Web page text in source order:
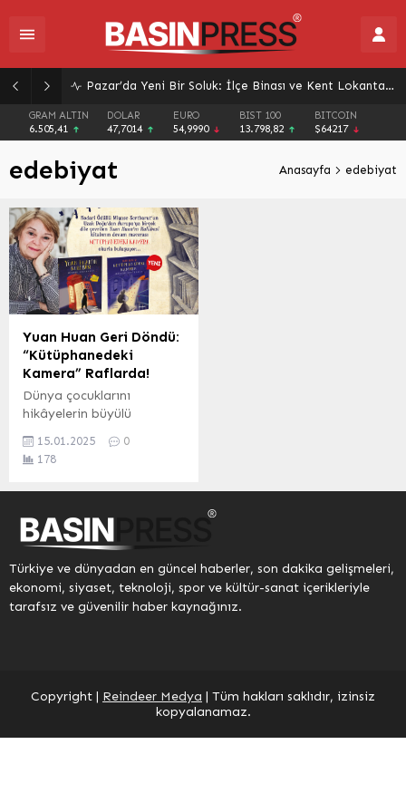
Pazar’da Yeni Bir Soluk: İlçe Binası ve Kent Lokantası Hizmete Açıldı
GRAM ALTIN
6.505,41
DOLAR
47,7014
EURO
54,9990
BIST 100
13.798,82
BITCOIN
$64217
edebiyat Anasayfa edebiyat
Yuan Huan Geri Döndü:
“Kütüphanedeki
Kamera” Raflarda!
Dünya çocuklarını
hikâyelerin büyülü
Yuan Huan geri döndü!
Miyase Sertbarut’un Uzak
Huan’ın Kulübesi isimli
romanının uzun süredir
kitabı Kütüphanedeki
Kamera, Tudem Yayınları
etiketiyle çıktı.
Ödülünü kazandıran Yuan
halkası Kütüphanedeki
15.01.2025
0
178
Türkiye ve dünyadan en güncel haberler, son dakika gelişmeleri,
ekonomi, siyaset, teknoloji, spor ve kültür-sanat içerikleriyle
tarafsız ve güvenilir haber kaynağınız.
Copyright | Reindeer Medya | Tüm hakları saklıdır, izinsiz
kopyalanamaz.